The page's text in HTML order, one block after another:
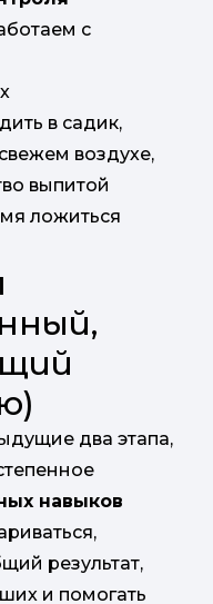
с
в садик,
воздухе,
выпитой
ложиться
два этапа,
навыков
результат,
и помогать